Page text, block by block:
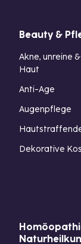
Beauty &
Akne, unreine
Haut
Anti-Age
Augenpflege
Dekorative